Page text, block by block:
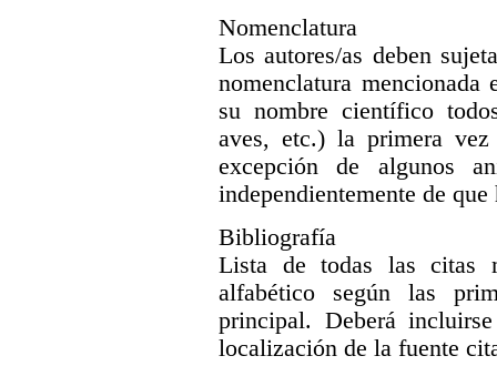
Nomenclatura
Los autores/as deben
nomenclatura
su nombre científico
aves, etc.) la primera
excepción de algunos
independientemente de
Bibliografía
Lista de todas las citas
alfabético según las
principal. Deberá
localización de la fuente